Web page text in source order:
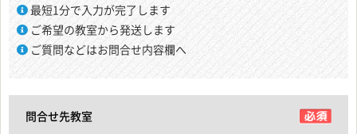
最短1分で入力が完了します
ご希望の教室から発送します
ご質問などはお問合せ内容欄へ
問合せ先教室